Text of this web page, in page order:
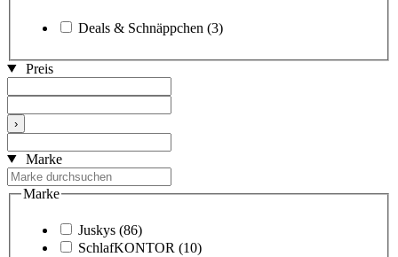
Deals & Schnäppchen (3)
Preis
›
Marke
Marke
Juskys (86)
SchlafKONTOR (10)